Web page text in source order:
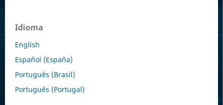
Idioma
English
Español (España)
Português (Brasil)
Português (Portugal)